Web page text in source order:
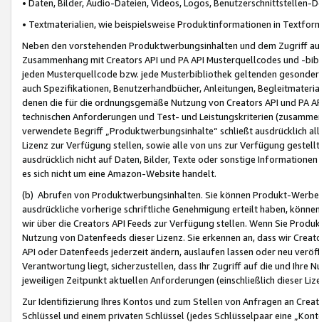
• Daten, Bilder, Audio-Dateien, Videos, Logos, Benutzerschnittstellen-
• Textmaterialien, wie beispielsweise Produktinformationen in
Neben den vorstehenden Produktwerbungsinhalten und dem Zugriff
Zusammenhang mit Creators API und PA API Musterquellcodes und
jeden Musterquellcode bzw. jede Musterbibliothek geltenden
auch Spezifikationen, Benutzerhandbücher, Anleitungen,
denen die für die ordnungsgemäße Nutzung von Creators API und PA
technischen Anforderungen und Test- und Leistungskriterien
verwendete Begriff „Produktwerbungsinhalte“ schließt ausdrücklich
Lizenz zur Verfügung stellen, sowie alle von uns zur Verfügung
ausdrücklich nicht auf Daten, Bilder, Texte oder sonstige
es sich nicht um eine Amazon-Website handelt.
(b) Abrufen von Produktwerbungsinhalten. Sie können Produkt-
ausdrückliche vorherige schriftliche Genehmigung erteilt haben,
wir über die Creators API Feeds zur Verfügung stellen. Wenn Sie
Nutzung von Datenfeeds dieser Lizenz. Sie erkennen an, dass wir
API oder Datenfeeds jederzeit ändern, auslaufen lassen oder neu
Verantwortung liegt, sicherzustellen, dass Ihr Zugriff auf die und Ihre
jeweiligen Zeitpunkt aktuellen Anforderungen (einschließlich dieser
Zur Identifizierung Ihres Kontos und zum Stellen von Anfragen an
Schlüssel und einem privaten Schlüssel (jedes Schlüsselpaar eine